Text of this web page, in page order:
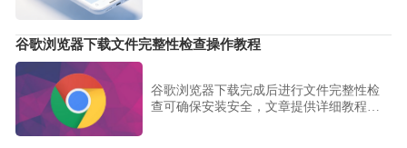
障。
谷歌浏览器下载文件完整性检查操作教程
谷歌浏览器下载完成后进行文件完整性检
查可确保安装安全，文章提供详细教程、